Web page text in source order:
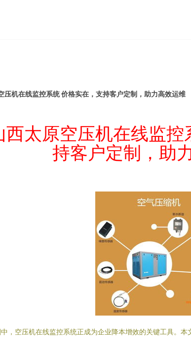
压机在线监控系统 价格实在，支持客户定制，助力高效运维
西太原空压机在线监控
持客户定制，助
，空压机在线监控系统正成为企业降本增效的关键工具。